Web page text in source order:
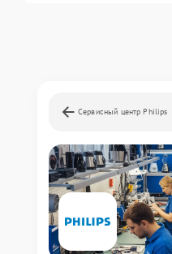
Сервисный центр Philips